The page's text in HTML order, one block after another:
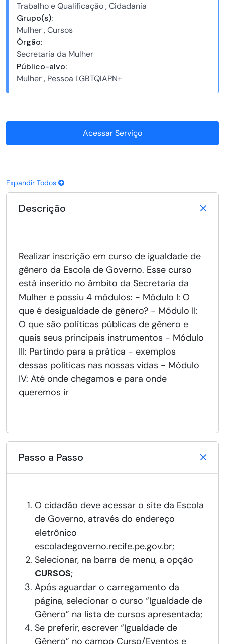
Trabalho e Qualificação , Cidadania
Grupo(s):
Mulher , Cursos
Órgão:
Secretaria da Mulher
Público-alvo:
Mulher , Pessoa LGBTQIAPN+
Acessar Serviço
Expandir Todos
Descrição
Realizar inscrição em curso de igualdade de
gênero da Escola de Governo. Esse curso
está inserido no âmbito da Secretaria da
Mulher e possiu 4 módulos: - Módulo I: O
que é desigualdade de gênero? - Módulo II:
O que são políticas públicas de gênero e
quais seus principais instrumentos - Módulo
III: Partindo para a prática - exemplos
dessas políticas nas nossas vidas - Módulo
IV: Até onde chegamos e para onde
queremos ir
Passo a Passo
O cidadão deve acessar o site da Escola
de Governo, através do endereço
eletrônico
escoladegoverno.recife.pe.gov.br;
Selecionar, na barra de menu, a opção
CURSOS;
Após aguardar o carregamento da
página, selecionar o curso “Igualdade de
Gênero” na lista de cursos apresentada;
Se preferir, escrever “Igualdade de